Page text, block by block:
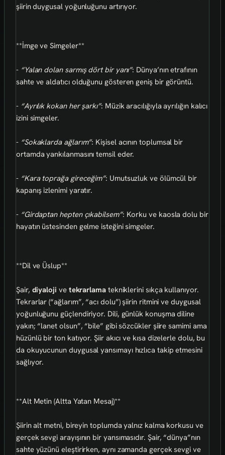
şiirin duygusal yoğunluğunu artırıyor.
**İmge ve Simgeler**
- “Yalan dolan sarmış dört bir yanı”: Dünya’nın etrafının
sahte ve aldatıcı olduğunu gösteren geniş bir görüntü.
- “Ayrılık kokan her şarkı”: Müzik aracılığıyla ayrılığın kalıcı
izini simgeler.
- “Sokaklarda ağlarım”: Kişisel acının toplumsal bir
ortamda yankılanmasını temsil eder.
- “Kara toprağa gireceğim”: Umutsuzluk ve ölümcül bir
kapanış izlenimi yaratır.
- “Girdaptan hepten çıkabilsem”: Korku ve kaosla dolu bir
hayatın üstesinden gelme isteğini simgeler.
**Dil ve Üslup**
Şair, diyaloji ve tekrarlamatekniklerini sıkça kullanıyor.
Tekrarlar (“ağlarım”, “acı dolu”) şiirin ritmini ve duygusal
yoğunluğunu güçlendiriyor. Dili, günlük konuşma diline
yakın; “lanet olsun”, “bile” gibi sözcükler şiire samimi ama
hüzünlü bir ton katıyor. Şiir akıcı ve kısa dizelerle dolu, bu
da okuyucunun duygusal yansımayı hızlıca takip etmesini
sağlıyor.
**Alt Metin (Altta Yatan Mesaj)**
Şiirin alt metni, bireyin toplumda yalnız kalma korkusu ve
gerçek sevgi arayışının bir yansımasıdır. Şair, “dünya”nın
sahte yüzünü eleştirirken, aynı zamanda gerçek sevgi ve